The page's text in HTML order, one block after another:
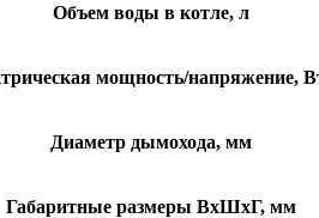
Объем воды в котле, л
мощность/напряжение,
Диаметр дымохода, мм
Габаритные размеры ВхШхГ, мм